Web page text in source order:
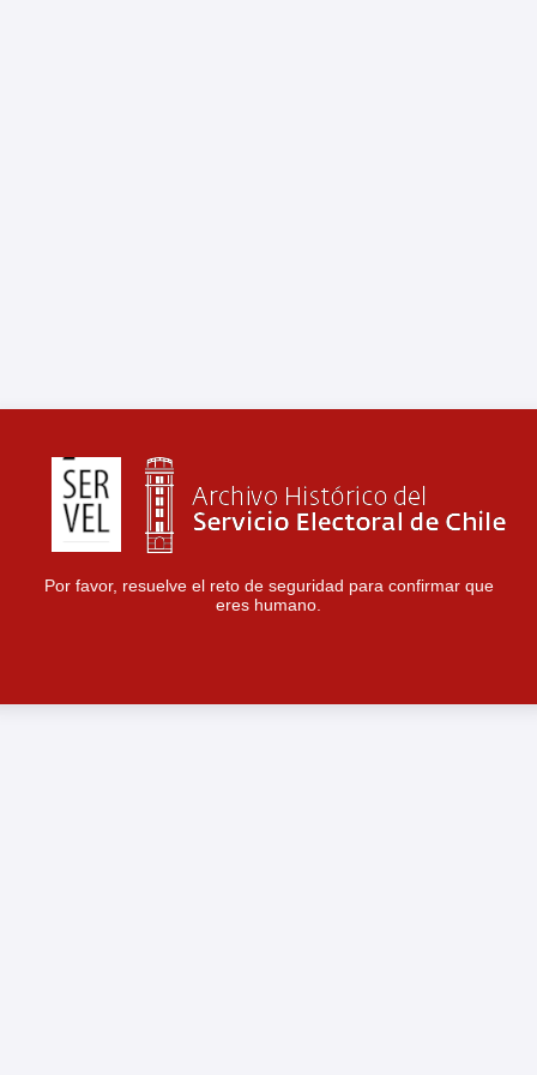
Por favor, resuelve el reto de seguridad para confirmar que
eres humano.